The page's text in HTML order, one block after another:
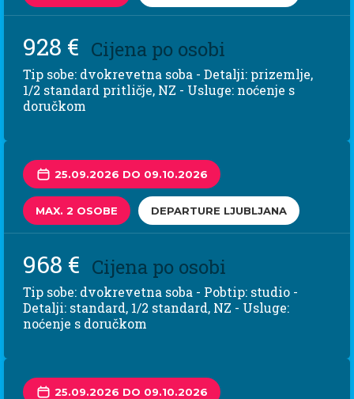
928 € Cijena po osobi
Tip sobe: dvokrevetna soba - Detalji: prizemlje,
1/2 standard pritličje, NZ - Usluge: noćenje s
doručkom
25.09.2026 DO 09.10.2026
MAX. 2 OSOBE DEPARTURE LJUBLJANA
968 € Cijena po osobi
Tip sobe: dvokrevetna soba - Pobtip: studio -
Detalji: standard, 1/2 standard, NZ - Usluge:
noćenje s doručkom
25.09.2026 DO 09.10.2026